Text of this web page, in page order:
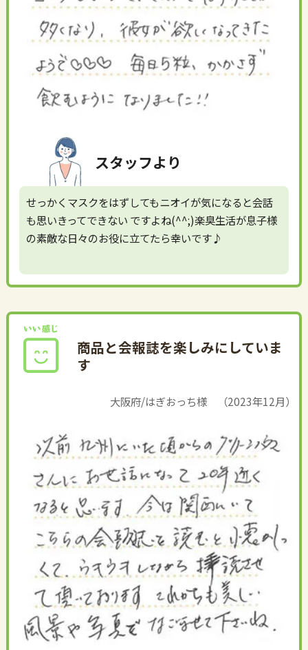
スタッフより
せっかくマスクをはずしてもニオイが気になると会話
も思いきってできない ですよね(^^;)楽臭生活が息子様
の素敵な日々のお役に立てたら幸いです♪
商品と会報誌を楽しみにしていま
す
大阪府/はぎおっち様 （2023年12月）